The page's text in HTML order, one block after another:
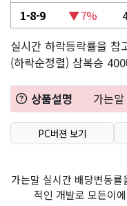
1-8-9
▼ 7%
실시간 하락등락률을 참
(하락순정렬) 삼복승
상품설명 가는
PC버젼 보기
가는말 실시간 배당변동
적인 개발로 모든이